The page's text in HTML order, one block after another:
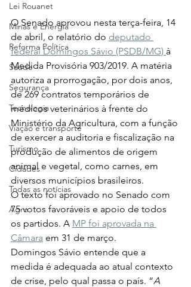
Lei Rouanet
Minas e Energia
Reforma Política
Saúde
Segurança
Tecnologia
Viação e transporte
Turismo
Cidades
Todas as notícias
Agro
O Senado aprovou nesta terça-feira, 14
de abril, o relatório do deputado
federal Domingos Sávio (PSDB/MG) à
Medida Provisória 903/2019. A matéria
autoriza a prorrogação, por dois anos,
de 269 contratos temporários de
médicos veterinários à frente do
Ministério da Agricultura, com a função
de exercer a auditoria e fiscalização na
produção de alimentos de origem
animal e vegetal, como carnes, em
diversos municípios brasileiros.
O texto foi aprovado no Senado com
75 votos favoráveis e apoio de todos
os partidos. A MP foi aprovada na
Câmara em 31 de março.
Domingos Sávio entende que a
medida é adequada ao atual contexto
de crise, pelo qual passa o país. “A